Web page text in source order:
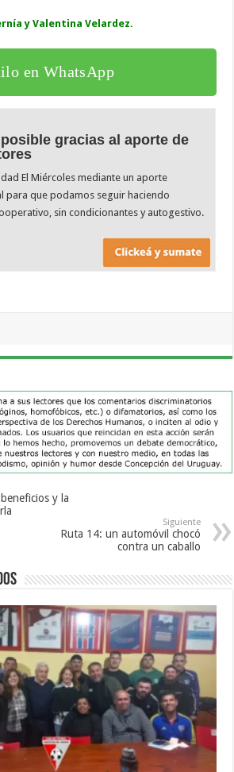
y Valentina Velardez.
en WhatsApp
gracias al aporte de
El Miércoles mediante un aporte
para que podamos seguir haciendo
sin condicionantes y autogestivo.
y la
Siguiente
Ruta 14: un automóvil chocó
contra un caballo